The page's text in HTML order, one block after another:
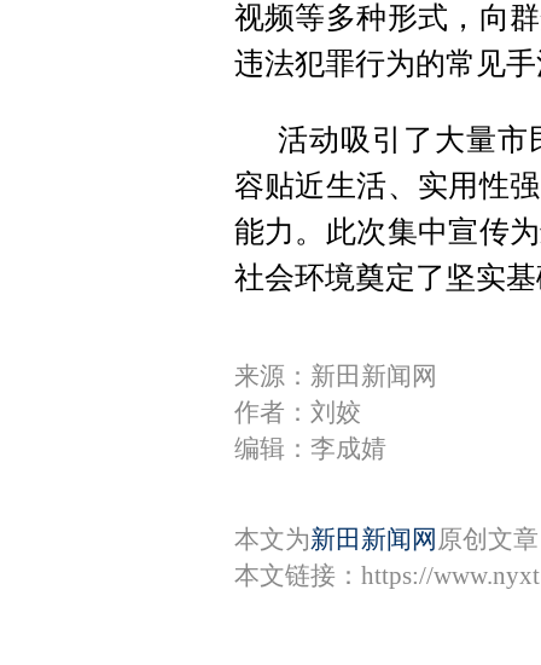
视频等多种形式，向
违法犯罪行为的常见
活动吸引了大量市
容贴近生活、实用性
能力。此次集中宣传
社会环境奠定了坚实
来源：新田新闻网
作者：刘姣
编辑：李成婧
本文为新田新闻网 原创文
本文链接： https://